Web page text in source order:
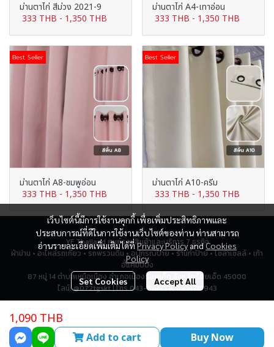
ม่านตาไก่ สีม่วง 2021-9
333 THB - 1,350 THB
ม่านตาไก่ A4-เทาอ่อน
333 THB - 1,350 THB
Best Seller
ม่านตาไก่ A8-ชมพูอ่อน
333 THB - 1,350 THB
Best Seller
ม่านตาไก่ A10-ครีม
333 THB - 1,350 THB
1,090 THB
Add to cart Buy Now
เว็บไซต์นี้มีการใช้งานคุกกี้ เพื่อเพิ่มประสิทธิภาพและ
ประสบการณ์ที่ดีในการใช้งานเว็บไซต์ของท่าน ท่านสามารถ
อ่านรายละเอียดเพิ่มเติมได้ที่Privacy PolicyandCookies
Policy
Set Cookies Accept All
YF Thailand ศูนย์รวมสินค้าและบริการ 7 ธุรกิจ
ผ้าม่าน • อะไหล่รถเกี่ยว • รถพรวนดิน • อุปกรณ์ป้าย • ร้านทำป้าย • โซล่าเซลล์ • เก้า
อี้แคมป์ปิ้ง
87 หมู่ 14 ตำบลเหนือเมือง อำเภอเมืองร้อยเอ็ด จังหวัดร้อยเอ็ด 45000
ไลน์: @072tgskt | โทร 043-518259, 0951715943
Total Visitor2,764,296